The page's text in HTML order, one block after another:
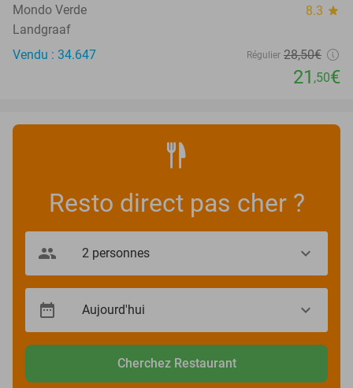
Mondo Verde 8.3 star
Landgraaf
Vendu : 34.647
Régulier 28,50€
21 ,50€
Resto direct pas cher ?
Cherchez Restaurant